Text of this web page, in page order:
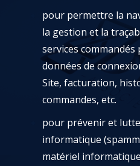
pour permettre la
la gestion et la
services commandés
données de
Site, facturation,
commandes, etc.
pour prévenir et
informatique
matériel